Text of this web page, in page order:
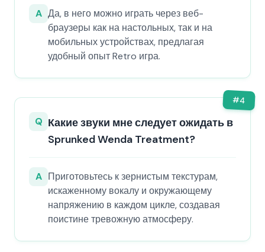
A Да, в него можно играть через веб-
браузеры как на настольных, так и на
мобильных устройствах, предлагая
удобный опыт Retro игра.
#4
Q Какие звуки мне следует ожидать в
Sprunked Wenda Treatment?
A Приготовьтесь к зернистым текстурам,
искаженному вокалу и окружающему
напряжению в каждом цикле, создавая
поистине тревожную атмосферу.